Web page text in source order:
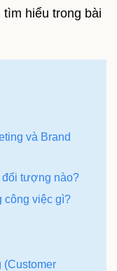
hiểu trong bài
và Brand
đối tượng nào?
công việc gì?
(Customer